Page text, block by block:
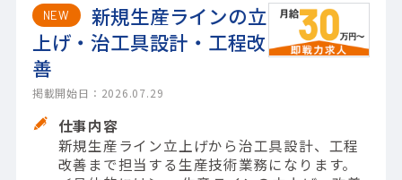
NEW
新規生産ラインの立
上げ・治工具設計・工程改
善
掲載開始日：2026.07.29
仕事内容
新規生産ライン立上げから治工具設計、工程
改善まで担当する生産技術業務になります。